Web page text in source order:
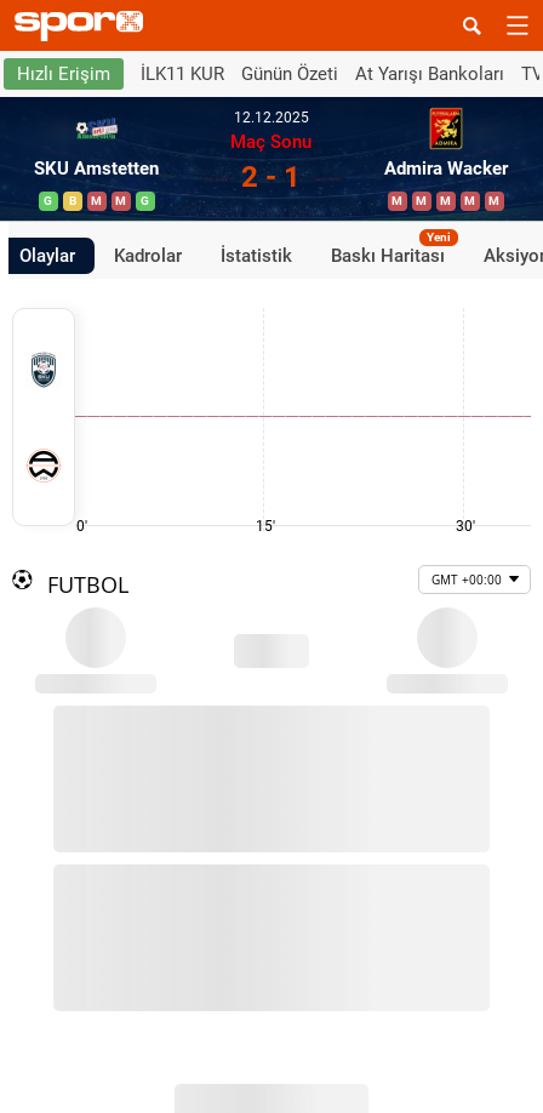
Hızlı Erişim İLK11 KUR Günün Özeti At Yarışı Bankoları
SKU Amstetten
G B M M G
12.12.2025
Maç Sonu
2 - 1 Admira Wacker
M M M M M
Olaylar Kadrolar İstatistik Baskı Haritası
Yeni
0' 15' 30'
FUTBOL GMT +00:00